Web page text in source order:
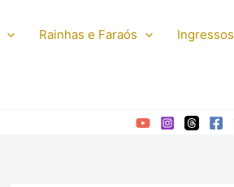
Rainhas e Faraós Ingressos